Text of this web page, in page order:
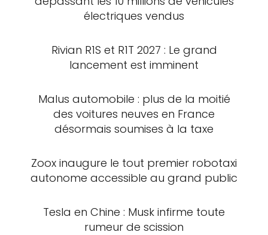
électriques vendus
Rivian R1S et R1T 2027 : Le grand
lancement est imminent
Malus automobile : plus de la moitié
des voitures neuves en France
désormais soumises à la taxe
Zoox inaugure le tout premier robotaxi
autonome accessible au grand public
Tesla en Chine : Musk infirme toute
rumeur de scission